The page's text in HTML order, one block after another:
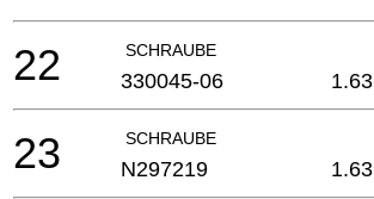
SCHRAUBE
22 330045-06 1.63
SCHRAUBE
23 N297219 1.63